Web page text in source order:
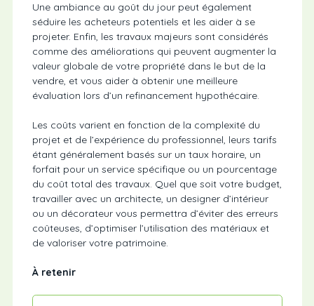
Une ambiance au goût du jour peut également
séduire les acheteurs potentiels et les aider à se
projeter. Enfin, les travaux majeurs sont considérés
comme des améliorations qui peuvent augmenter la
valeur globale de votre propriété dans le but de la
vendre, et vous aider à obtenir une meilleure
évaluation lors d’un refinancement hypothécaire.
Les coûts varient en fonction de la complexité du
projet et de l’expérience du professionnel, leurs tarifs
étant généralement basés sur un taux horaire, un
forfait pour un service spécifique ou un pourcentage
du coût total des travaux. Quel que soit votre budget,
travailler avec un architecte, un designer d’intérieur
ou un décorateur vous permettra d’éviter des erreurs
coûteuses, d’optimiser l’utilisation des matériaux et
de valoriser votre patrimoine.
À retenir